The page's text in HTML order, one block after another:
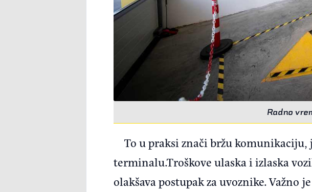
Radno
To u praksi znači bržu
terminalu.Troškove ulaska i izlaska
olakšava postupak za uvoznike. Važno